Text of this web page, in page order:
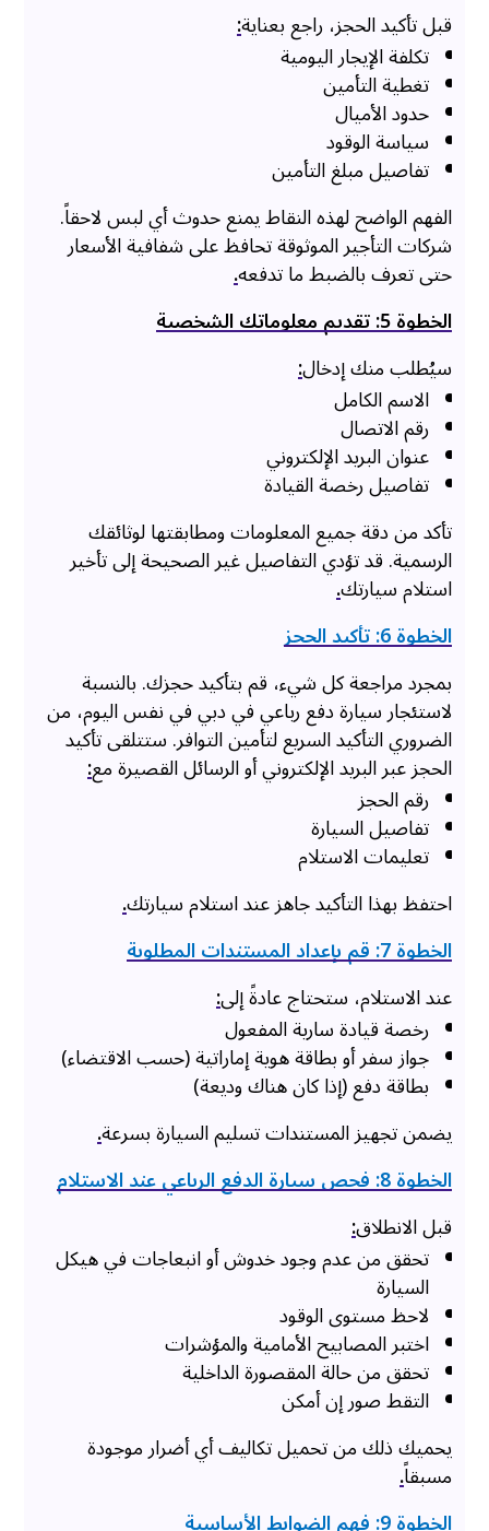
قبل تأكيد الحجز، راجع بعناية:
تكلفة الإيجار اليومية
تغطية التأمين
حدود الأميال
سياسة الوقود
تفاصيل مبلغ التأمين
الفهم الواضح لهذه النقاط يمنع حدوث أي لبس لاحقاً.
شركات التأجير الموثوقة تحافظ على شفافية الأسعار
حتى تعرف بالضبط ما تدفعه.
الخطوة 5: تقديم معلوماتك الشخصية
سيُطلب منك إدخال:
الاسم الكامل
رقم الاتصال
عنوان البريد الإلكتروني
تفاصيل رخصة القيادة
تأكد من دقة جميع المعلومات ومطابقتها لوثائقك
الرسمية. قد تؤدي التفاصيل غير الصحيحة إلى تأخير
استلام سيارتك.
الخطوة 6: تأكيد الحجز
بمجرد مراجعة كل شيء، قم بتأكيد حجزك. بالنسبة
لاستئجار سيارة دفع رباعي في دبي في نفس اليوم، من
الضروري التأكيد السريع لتأمين التوافر. ستتلقى تأكيد
الحجز عبر البريد الإلكتروني أو الرسائل القصيرة مع:
رقم الحجز
تفاصيل السيارة
تعليمات الاستلام
احتفظ بهذا التأكيد جاهز عند استلام سيارتك.
الخطوة 7: قم بإعداد المستندات المطلوبة
عند الاستلام، ستحتاج عادةً إلى:
رخصة قيادة سارية المفعول
جواز سفر أو بطاقة هوية إماراتية (حسب الاقتضاء)
بطاقة دفع (إذا كان هناك وديعة)
يضمن تجهيز المستندات تسليم السيارة بسرعة.
الخطوة 8: فحص سيارة الدفع الرباعي عند الاستلام
قبل الانطلاق:
تحقق من عدم وجود خدوش أو انبعاجات في هيكل
السيارة
لاحظ مستوى الوقود
اختبر المصابيح الأمامية والمؤشرات
تحقق من حالة المقصورة الداخلية
التقط صور إن أمكن
يحميك ذلك من تحميل تكاليف أي أضرار موجودة
مسبقاً.